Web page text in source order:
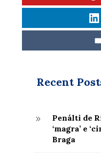
Recent
9
Penálti de
‘magra’ e
Braga